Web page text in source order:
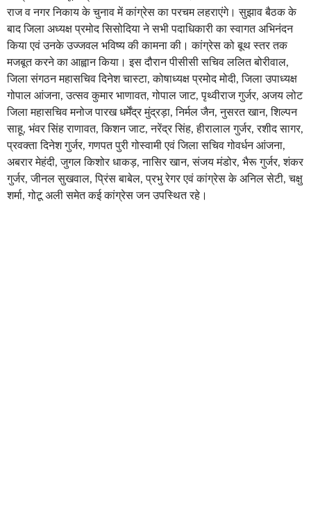
राज व नगर निकाय के चुनाव में कांग्रेस का परचम लहराएंगे। सुझाव बैठक के
बाद जिला अध्यक्ष प्रमोद सिसोदिया ने सभी पदाधिकारी का स्वागत अभिनंदन
किया एवं उनके उज्जवल भविष्य की कामना की। कांग्रेस को बूथ स्तर तक
मजबूत करने का आह्वान किया। इस दौरान पीसीसी सचिव ललित बोरीवाल,
जिला संगठन महासचिव दिनेश चास्टा, कोषाध्यक्ष प्रमोद मोदी, जिला उपाध्यक्ष
गोपाल आंजना, उत्सव कुमार भाणावत, गोपाल जाट, पृथ्वीराज गुर्जर, अजय लोट
जिला महासचिव मनोज पारख धर्मेंद्र मुंद्रड़ा, निर्मल जैन, नुसरत खान, शिल्पन
साहू, भंवर सिंह राणावत, किशन जाट, नरेंद्र सिंह, हीरालाल गुर्जर, रशीद सागर,
प्रवक्ता दिनेश गुर्जर, गणपत पुरी गोस्वामी एवं जिला सचिव गोवर्धन आंजना,
अबरार मेहंदी, जुगल किशोर धाकड़, नासिर खान, संजय मंडोर, भैरू गुर्जर, शंकर
गुर्जर, जीनल सुखवाल, प्रिंस बाबेल, प्रभु रेगर एवं कांग्रेस के अनिल सेटी, चक्षु
शर्मा, गोटू अली समेत कई कांग्रेस जन उपस्थित रहे।